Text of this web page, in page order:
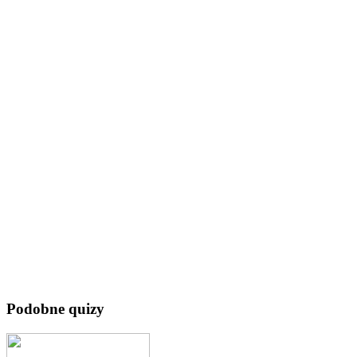
Podobne quizy